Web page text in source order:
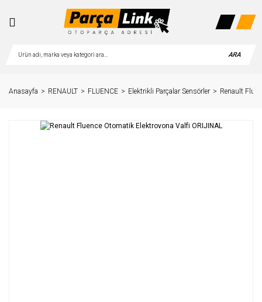
ARA
Anasayfa RENAULT FLUENCE Elektrikli Parçalar Sensörler Renault